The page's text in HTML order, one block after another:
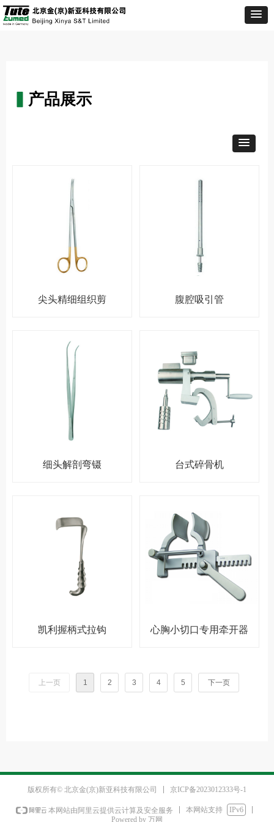
产品展示
尖头精细组织剪 腹腔吸引管
细头解剖弯镊 台式碎骨机
凯利握柄式拉钩 心胸小切口专用牵开器
上一页 1 2 3 4 5 下一页
版权所有© 北京金(京)新亚科技有限公司 京ICP备2023012333号-1
本网站由阿里云提供云计算及安全服务 本网站支持
IPv6
Powered by 万网